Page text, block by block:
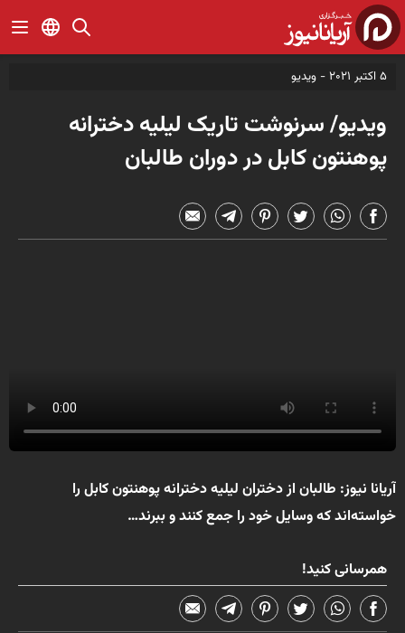
5 اکتبر 2021 - ویدیو
ویدیو/ سرنوشت تاریک لیلیه دخترانه‌
پوهنتون کابل در دوران طالبان
آریانا نیوز: طالبان از دختران لیلیه دخترانه‌ پوهنتون کابل را
خواسته‌اند که وسایل خود را جمع کنند و ببرند…
همرسانی کنید!